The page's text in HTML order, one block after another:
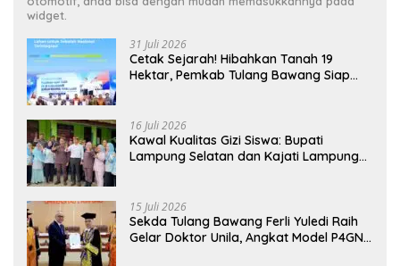
widget.
31 Juli 2026
Cetak Sejarah! Hibahkan Tanah 19
Hektar, Pemkab Tulang Bawang Siap
16 Juli 2026
Kawal Kualitas Gizi Siswa: Bupati
Lampung Selatan dan Kajati Lampung
15 Juli 2026
Sekda Tulang Bawang Ferli Yuledi Raih
Gelar Doktor Unila, Angkat Model P4GN